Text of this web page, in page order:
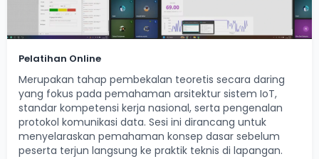
Pelatihan Online
Merupakan tahap pembekalan teoretis secara daring
yang fokus pada pemahaman arsitektur sistem IoT,
standar kompetensi kerja nasional, serta pengenalan
protokol komunikasi data. Sesi ini dirancang untuk
menyelaraskan pemahaman konsep dasar sebelum
peserta terjun langsung ke praktik teknis di lapangan.